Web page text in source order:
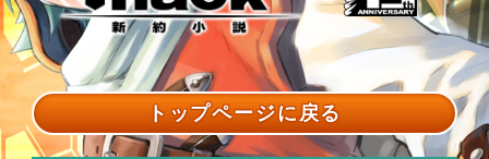
トップページに戻る